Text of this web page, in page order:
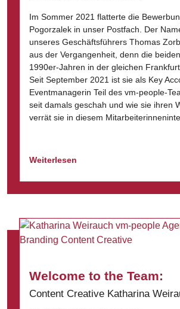
Im Sommer 2021 flatterte die
Pogorzalek in unser Postfach. Der
unseres Geschäftsführers Thomas
aus der Vergangenheit, denn die
1990er-Jahren in der gleichen
Seit September 2021 ist sie als Key
Eventmanagerin Teil des vm-people-
seit damals geschah und wie sie ihren
verrät sie in diesem
Weiterlesen
Welcome to the Team:
Content Creative Katharina